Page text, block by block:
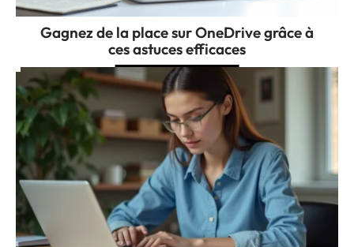
Gagnez de la place sur OneDrive grâce à
ces astuces efficaces